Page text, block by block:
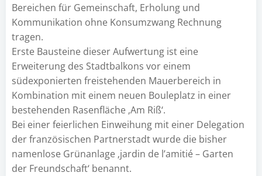
Bereichen für Gemeinschaft, Erholung und
Kommunikation ohne Konsumzwang Rechnung
tragen.
Erste Bausteine dieser Aufwertung ist eine
Erweiterung des Stadtbalkons vor einem
südexponierten freistehenden Mauerbereich in
Kombination mit einem neuen Bouleplatz in einer
bestehenden Rasenfläche ‚Am Riß‘.
Bei einer feierlichen Einweihung mit einer Delegation
der französischen Partnerstadt wurde die bisher
namenlose Grünanlage ‚jardin de l’amitié – Garten
der Freundschaft‘ benannt.